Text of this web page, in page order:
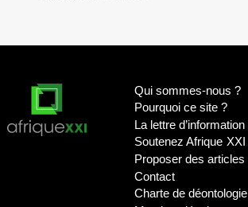
Qui sommes-nous ?
Pourquoi ce site ?
La lettre d’information
Soutenez Afrique XXI
Proposer des articles
Contact
Charte de déontologie